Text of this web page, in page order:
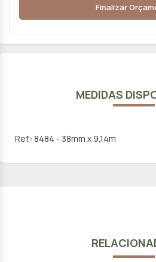
Finalizar
MEDIDAS
Ref.: 8484 - 38mm x 9,14m